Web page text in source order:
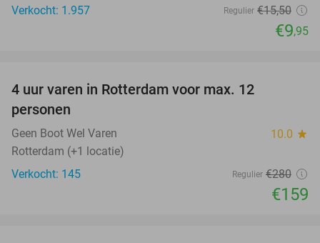
Verkocht: 1.957
Regulier €15,50
€9,95
4 uur varen in Rotterdam voor max. 12
personen
Geen Boot Wel Varen 10.0 star
Rotterdam (+1 locatie)
Verkocht: 145
Regulier €280
€159